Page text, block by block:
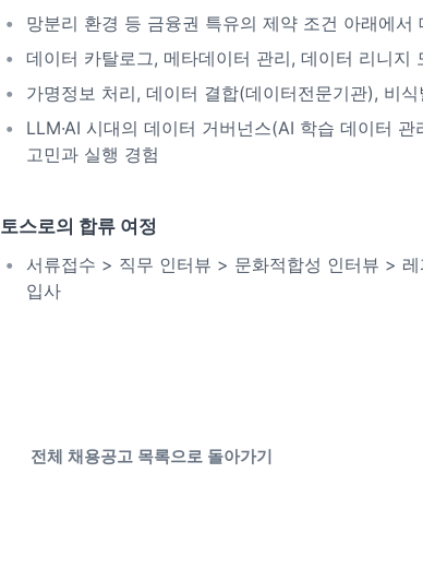
망분리 환경 등 금융권 특유의 제약 조건 아래에서
데이터 카탈로그, 메타데이터 관리, 데이터 리니지
가명정보 처리, 데이터 결합(데이터전문기관), 비
LLM·AI 시대의 데이터 거버넌스(AI 학습 데이터
고민과 실행 경험
토스로의 합류 여정
서류접수 > 직무 인터뷰 > 문화적합성 인터뷰 >
입사
전체 채용공고 목록으로 돌아가기